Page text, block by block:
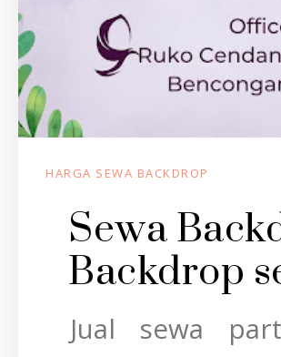
HARGA SEWA BACKDROP
Sewa
Backdrop
Jual sewa